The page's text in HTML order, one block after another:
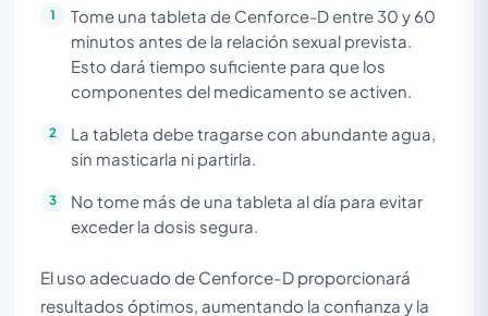
Tome una tableta de Cenforce-D entre 30 y 60
minutos antes de la relación sexual prevista.
Esto dará tiempo suficiente para que los
componentes del medicamento se activen.
La tableta debe tragarse con abundante agua,
sin masticarla ni partirla.
No tome más de una tableta al día para evitar
exceder la dosis segura.
El uso adecuado de Cenforce-D proporcionará
resultados óptimos, aumentando la confianza y la